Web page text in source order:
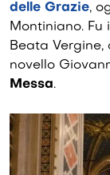
delle Grazie,
Montiniano. Fu
Beata
novello
Messa.